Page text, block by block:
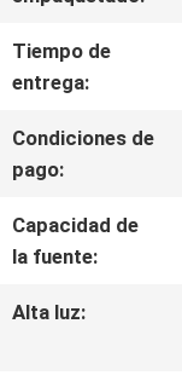
CONTROL
DE
CALIDAD
ÉNTRENOS
EN
CONTACTO
Tiempo de
entrega:
Condiciones de
pago:
Capacidad de
la fuente:
Alta luz: